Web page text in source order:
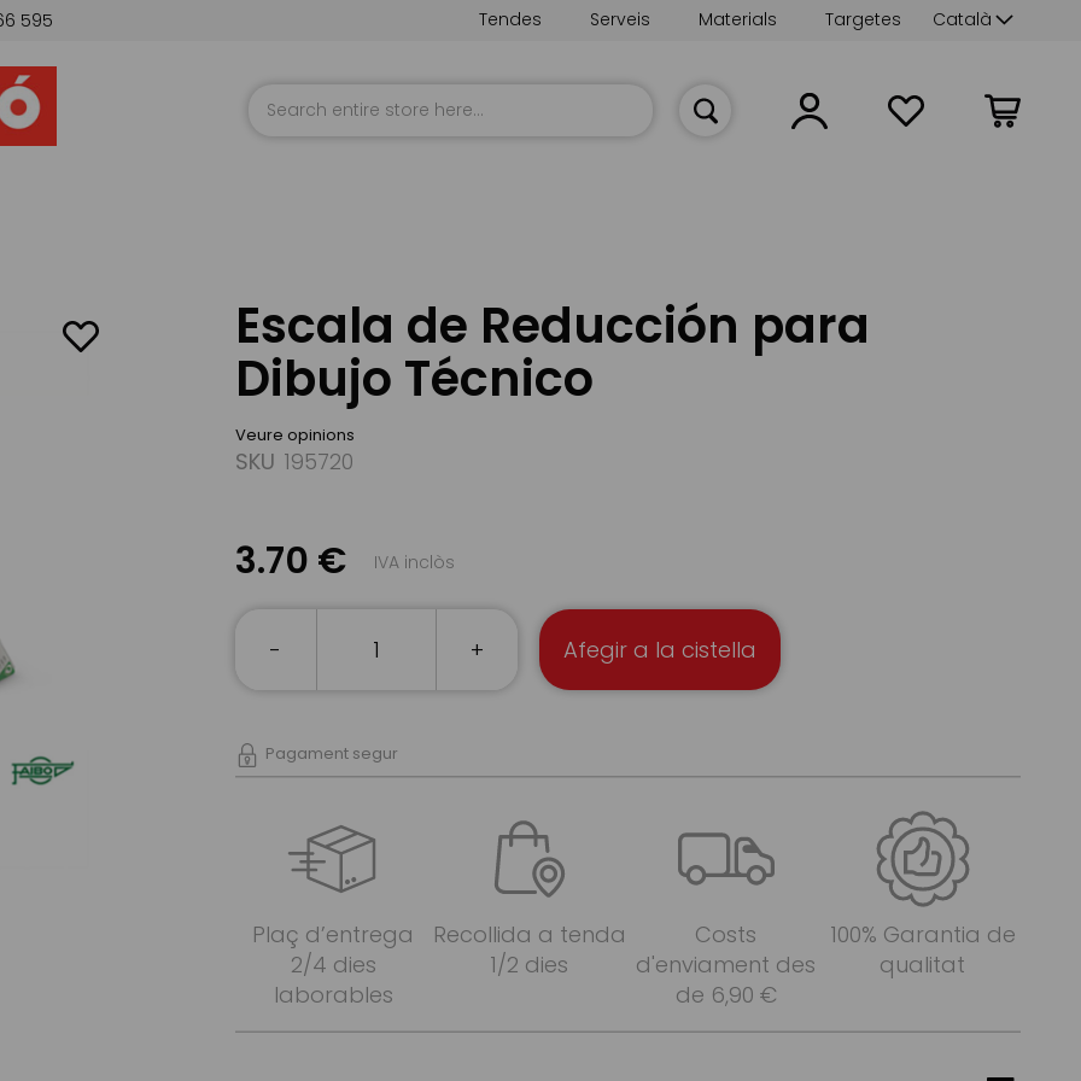
595 Language
Català
Targetes
Materials
Serveis
Tendes
La meva
Escala de Reducción para
Dibujo Técnico
Veure opinions
SKU 195720
3.70 € IVA inclòs
- + Afegir a la cistella
Pagament segur
Plaç d’entrega
2/4 dies
laborables
Recollida a tenda
1/2 dies
Costs
d'enviament des
de 6,90 €
100% Garantia de
qualitat